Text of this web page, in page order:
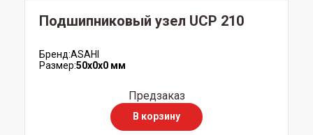
Подшипниковый узел UCP 210
Бренд:ASAHI
Размер:50x0x0 мм
Предзаказ
В корзину